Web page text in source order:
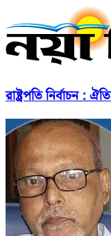
রাষ্ট্রপতি নির্বাচন :